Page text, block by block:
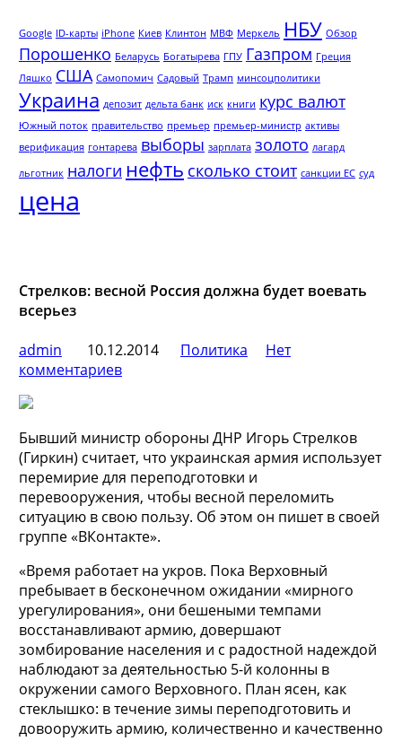
Google ID-карты iPhone Киев Клинтон МВФ Меркель НБУ Обзор
Порошенко Беларусь Богатырева ГПУ Газпром Греция
Ляшко США Самопомич Садовый Трамп минсоцполитики
Украина депозит дельта банк иск книги курс валют
Южный поток правительство премьер премьер-министр активы
верификация гонтарева выборы зарплата золото лагард
льготник налоги нефть сколько стоит санкции ЕС суд
цена
Стрелков: весной Россия должна будет воевать
всерьез
admin
10.12.2014 Политика
Нет
комментариев
Бывший министр обороны ДНР Игорь Стрелков
(Гиркин) считает, что украинская армия использует
перемирие для переподготовки и
перевооружения, чтобы весной переломить
ситуацию в свою пользу. Об этом он пишет в своей
группе «ВКонтакте».
«Время работает на укров. Пока Верховный
пребывает в бесконечном ожидании «мирного
урегулирования», они бешеными темпами
восстанавливают армию, довершают
зомбирование населения и с радостной надеждой
наблюдают за деятельностью 5-й колонны в
окружении самого Верховного. План ясен, как
стеклышко: в течение зимы переподготовить и
довооружить армию, количественно и качественно